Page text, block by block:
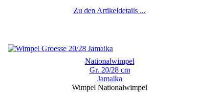
Zu den Artikeldetails ...
Nationalwimpel
Gr. 20/28 cm
Jamaika
Wimpel Nationalwimpel